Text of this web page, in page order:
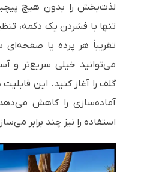
لذت‌بخش را بدون هیچ
تنها با فشردن یک دکمه،
تقریباً هر پرده یا
می‌توانید خیلی سریع‌تر و
گلف را آغاز کنید. این
آماده‌سازی را کاهش
استفاده را نیز چند برابر